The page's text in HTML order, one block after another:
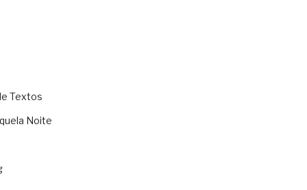
Textos
Noite